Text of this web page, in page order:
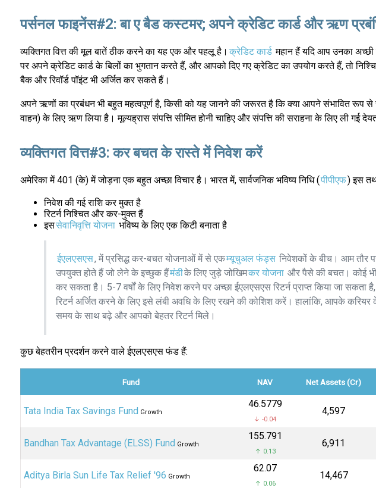
पर्सनल फाइनेंस#2: बा ए बैड कस्टमर; अपने क्रेडिट कार्ड और ऋण
व्यक्तिगत वित्त की मूल बातें ठीक करने का यह एक और पहलू है। क्रेडिट कार्ड महान हैं यदि आप उनका
पर अपने क्रेडिट कार्ड के बिलों का भुगतान करते हैं, और आपको दिए गए क्रेडिट का उपयोग करते हैं, तो
बैक और रिवॉर्ड पॉइंट भी अर्जित कर सकते हैं।
अपने ऋणों का प्रबंधन भी बहुत महत्वपूर्ण है, किसी को यह जानने की जरूरत है कि क्या आपने संभावित रूप से
वाहन) के लिए ऋण लिया है। मूल्यह्रास संपत्ति सीमित होनी चाहिए और संपत्ति की सराहना के लिए ली गई
व्यक्तिगत वित्त#3: कर बचत के रास्ते में निवेश करें
अमेरिका में 401 (के) में जोड़ना एक बहुत अच्छा विचार है। भारत में, सार्वजनिक भविष्य निधि (पीपीएफ) इस
निवेश की गई राशि कर मुक्त है
रिटर्न निश्चित और कर-मुक्त हैं
इससेवानिवृत्ति योजना भविष्य के लिए एक किटी बनाता है
ईएलएसएस, में प्रसिद्ध कर-बचत योजनाओं में से एकम्यूचुअल फंड्स निवेशकों के बीच। आम तौर
उपयुक्त होते हैं जो लेने के इच्छुक हैंमंडीके लिए जुड़े जोखिमकर योजना और पैसे की बचत। कोई
कर सकता है। 5-7 वर्षों के लिए निवेश करने पर अच्छा ईएलएसएस रिटर्न प्राप्त किया जा
रिटर्न अर्जित करने के लिए इसे लंबी अवधि के लिए रखने की कोशिश करें। हालांकि, आपके
समय के साथ बढ़े और आपको बेहतर रिटर्न मिले।
कुछ बेहतरीन प्रदर्शन करने वाले ईएलएसएस फंड हैं:
Fund NAV Net Assets (Cr)
Tata India Tax Savings Fund Growth
₹46.5779
↓ -0.04
₹4,597
Bandhan Tax Advantage (ELSS) Fund Growth
₹155.791
↑ 0.13
₹6,911
Aditya Birla Sun Life Tax Relief '96 Growth
₹62.07
↑ 0.06
₹14,467